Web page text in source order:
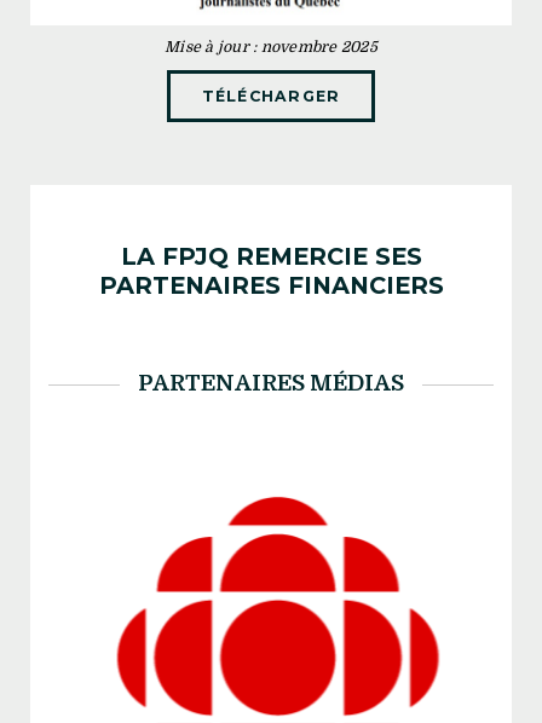
Mise à jour : novembre 2025
TÉLÉCHARGER
LA FPJQ REMERCIE SES
PARTENAIRES FINANCIERS
PARTENAIRES MÉDIAS